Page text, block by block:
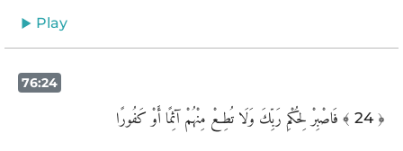
Play
76:24
فَاصْبِرْ لِحُكْمِ رَبِّكَ وَلَا تُطِعْ مِنْهُمْ آثِمًا أَوْ كَفُورًا ﴾ 24 ﴿